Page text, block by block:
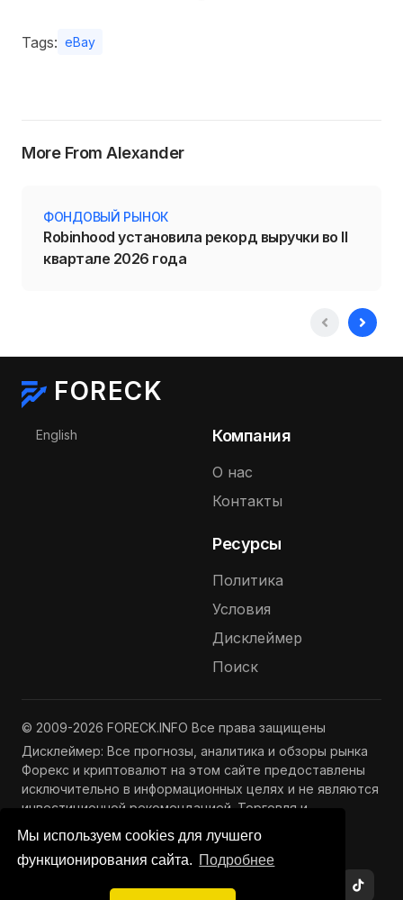
Мы используем cookies для лучшего
функционирования сайта. Подробнее
Tags: eBay
More From Alexander
ФОНДОВЫЙ РЫНОК
Robinhood установила рекорд выручки во II
квартале 2026 года
FORECK
Выберите язык
English Компания
О нас
Контакты
Ресурсы
Политика
Условия
Дисклеймер
Поиск
© 2009-2026 FORECK.INFO Все права защищены
Дисклеймер: Все прогнозы, аналитика и обзоры рынка
Форекс и криптовалют на этом сайте предоставлены
исключительно в информационных целях и не являются
инвестиционной рекомендацией. Торговля и
инвестиции связаны с риском потери капитала.
Подробнее —Полный дисклеймер